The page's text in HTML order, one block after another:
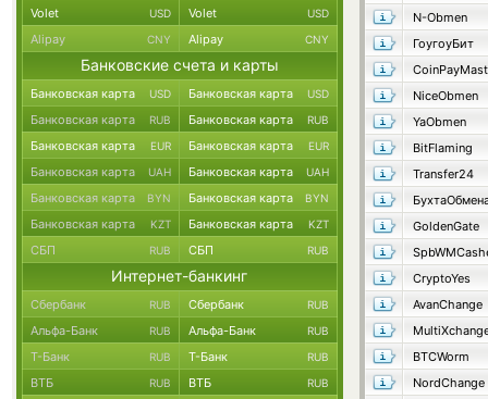
N-Obmen
ГоугоуБит
NiceObmen
YaObmen
BitFlaming
Transfer24
GoldenGate
CryptoYes
AvanChange
BTCWorm
NordChange
Volet USD Volet USD
Alipay CNY Alipay CNY
Банковские счета и карты
Банковская карта USD Банковская карта USD
Банковская карта RUB Банковская карта RUB
Банковская карта EUR Банковская карта EUR
Банковская карта UAH Банковская карта UAH
Банковская карта BYN Банковская карта BYN
Банковская карта KZT Банковская карта KZT
СБП RUB СБП RUB
Интернет-банкинг
Сбербанк RUB Сбербанк RUB
Альфа-Банк RUB Альфа-Банк RUB
Т-Банк RUB Т-Банк RUB
ВТБ RUB ВТБ RUB